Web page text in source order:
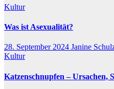
Kultur
Was ist Asexualität?
28. September 2024 Janine
Kultur
Katzenschnupfen – Ursachen,